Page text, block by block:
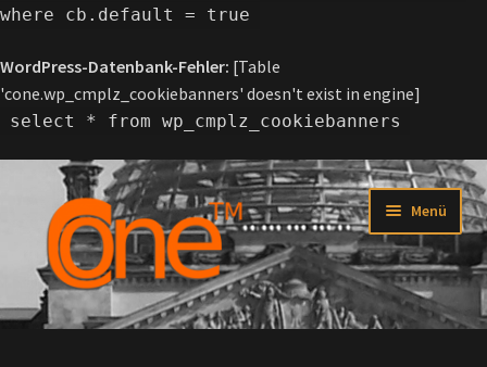
where cb.default = true
WordPress-Datenbank-Fehler: [Table
'cone.wp_cmplz_cookiebanners' doesn't exist in engine]
select * from wp_cmplz_cookiebanners
Navigation
springen
Inhalt
springen
Menü
Startseite